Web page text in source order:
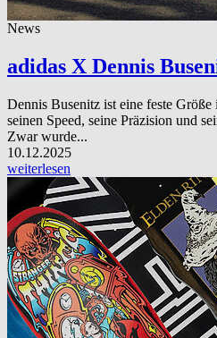
News
adidas X Dennis
Dennis Busenitz ist eine feste
seinen Speed, seine Präzision und
Zwar wurde...
10.12.2025
weiterlesen